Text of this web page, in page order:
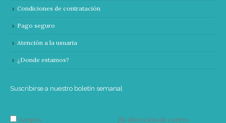
Condiciones de contratación
Pago seguro
Atención a la usuaria
¿Donde estamos?
Suscribirse a nuestro boletín semanal
Acepto
Su dirección de correo